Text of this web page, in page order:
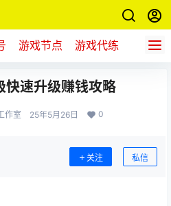
游戏节点 游戏代练 新游推
快速升级赚钱攻略
作室 25年5月26日 0
关注 私信